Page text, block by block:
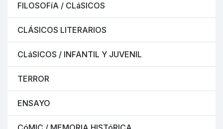
FILOSOFíA / CLáSICOS
CLÁSICOS LITERARIOS
CLáSICOS / INFANTIL Y JUVENIL
TERROR
ENSAYO